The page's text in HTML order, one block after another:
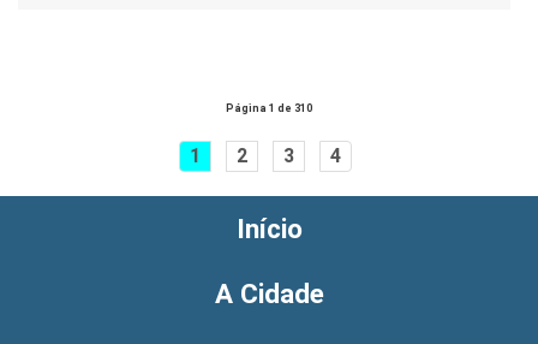
Página 1 de 310
1 2 3 4
Início
A Cidade